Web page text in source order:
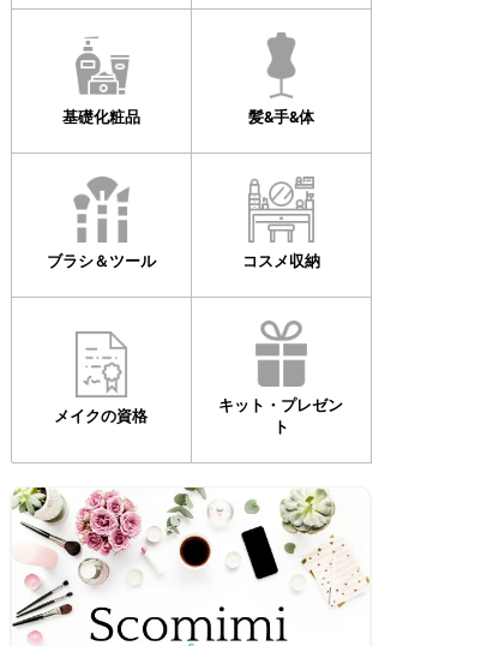
基礎化粧品 髪&手&体
ブラシ＆ツール コスメ収納
メイクの資格
キット・プレゼン
ト